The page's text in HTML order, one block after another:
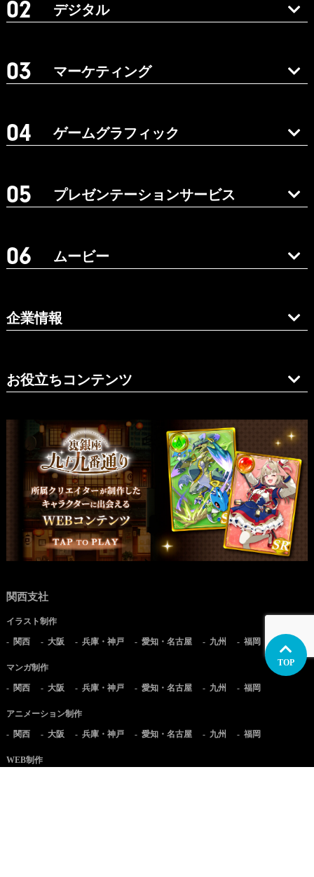
TOP
デジタル
マーケティング
ゲームグラフィック
プレゼンテーションサービス
ムービー
企業情報
お役立ちコンテンツ
関西支社
イラスト制作
関西 大阪 兵庫・神戸 愛知・名古屋 九州 福岡
マンガ制作
関西 大阪 兵庫・神戸 愛知・名古屋 九州 福岡
アニメーション制作
関西 大阪 兵庫・神戸 愛知・名古屋 九州 福岡
WEB制作